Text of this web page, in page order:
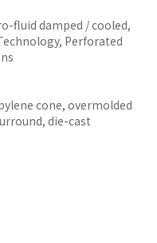
fluid damped / cooled,
Perforated
cone, overmolded
die-cast